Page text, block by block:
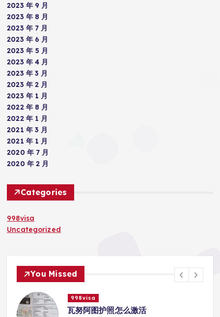
2023 年 9 月
2023 年 8 月
2023 年 7 月
2023 年 6 月
2023 年 5 月
2023 年 4 月
2023 年 3 月
2023 年 2 月
2023 年 1 月
2022 年 8 月
2022 年 1 月
2021 年 3 月
2021 年 1 月
2020 年 7 月
2020 年 2 月
Categories
998visa
Uncategorized
You Missed
998visa
瓦努阿图护照怎么激活